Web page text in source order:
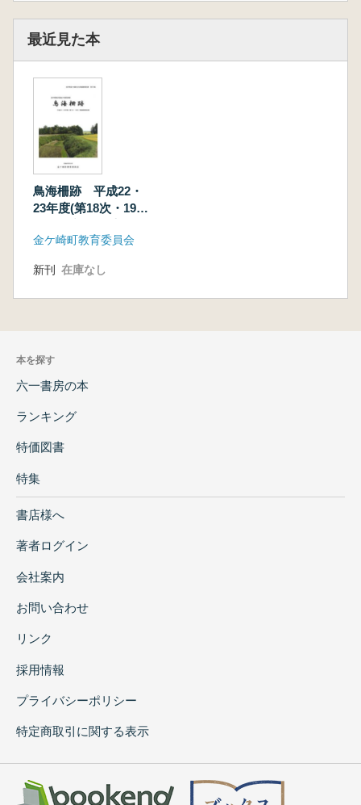
最近見た本
鳥海柵跡 平成22・
23年度(第18次・19
金ケ崎町教育委員会
新刊 在庫なし
本を探す
六一書房の本
ランキング
特価図書
特集
書店様へ
著者ログイン
会社案内
お問い合わせ
リンク
採用情報
プライバシーポリシー
特定商取引に関する表示